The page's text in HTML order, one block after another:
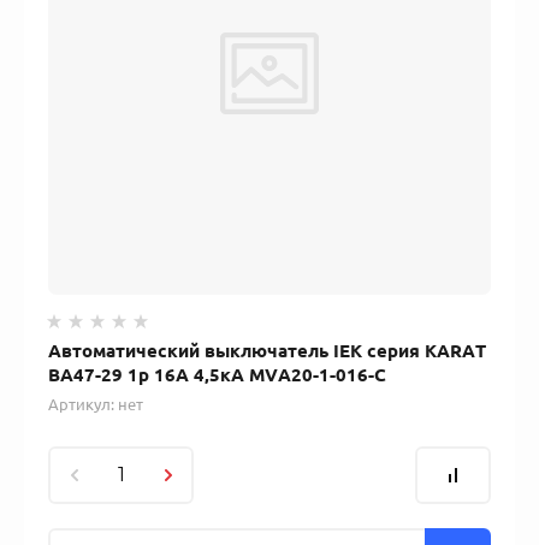
Автоматический выключатель IEK серия KARAT
ВА47-29 1р 16А 4,5кА MVA20-1-016-C
Артикул: нет